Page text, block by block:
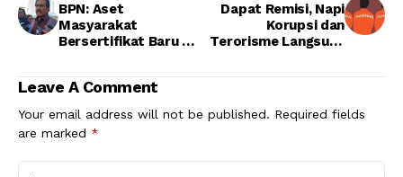
BPN: Aset
Masyarakat
Bersertifikat Baru 46
Dapat Remisi, Napi
Korupsi dan
Terorisme Langsung
Leave A Comment
Your email address will not be published. Required fields
are marked *